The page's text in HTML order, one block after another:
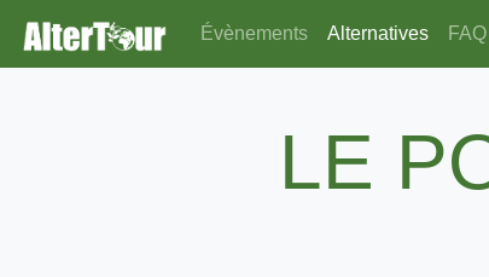
Évènements Alternatives FAQ
LE